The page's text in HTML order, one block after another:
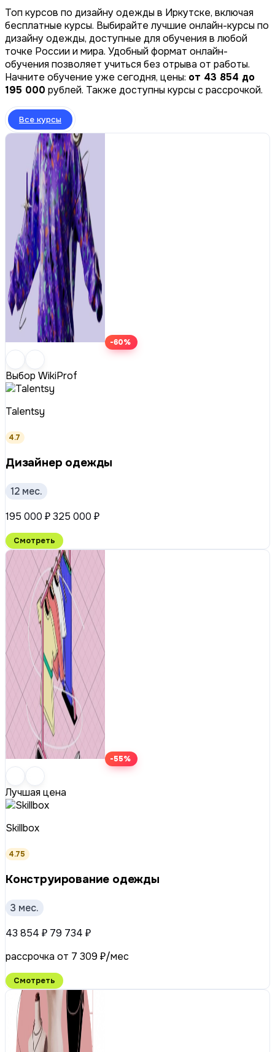
Топ курсов по дизайну одежды в Иркутске, включая
бесплатные курсы. Выбирайте лучшие онлайн-курсы по
дизайну одежды, доступные для обучения в любой
точке России и мира. Удобный формат онлайн-
обучения позволяет учиться без отрыва от работы.
Начните обучение уже сегодня, цены: от 43 854 до
195 000 рублей. Также доступны курсы с рассрочкой.
Все курсы
-60%
Выбор WikiProf
Talentsy
4.7
Дизайнер одежды
12 мес.
195 000 ₽325 000 ₽
Смотреть
-55%
Лучшая цена
Skillbox
4.75
Конструирование одежды
3 мес.
43 854 ₽ 79 734 ₽
рассрочка от 7 309 ₽/мес
Смотреть